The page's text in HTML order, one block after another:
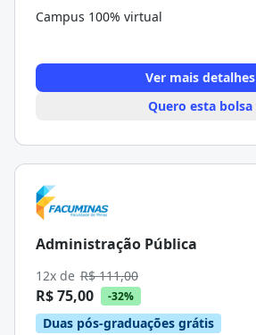
Campus 100% virtual
Ver mais detalhes
Quero esta bolsa
Administração Pública
12x de R$ 111,00
R$ 75,00 -32%
Duas pós-graduações grátis